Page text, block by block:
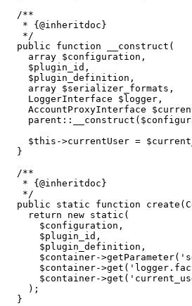
  /**
   * {@inheritdoc}
   */
  public function __construct(
    array $configuration,
    $plugin_id,
    $plugin_definition,
    array $serializer_formats,
    LoggerInterface $logger,
AccountProxyInterface
$this->currentUser =
  }
  /**
   * {@inheritdoc}
   */
public static function
    return new static(
      $configuration,
      $plugin_id,
      $plugin_definition,
$container-
$container-
$container-
    );
  }